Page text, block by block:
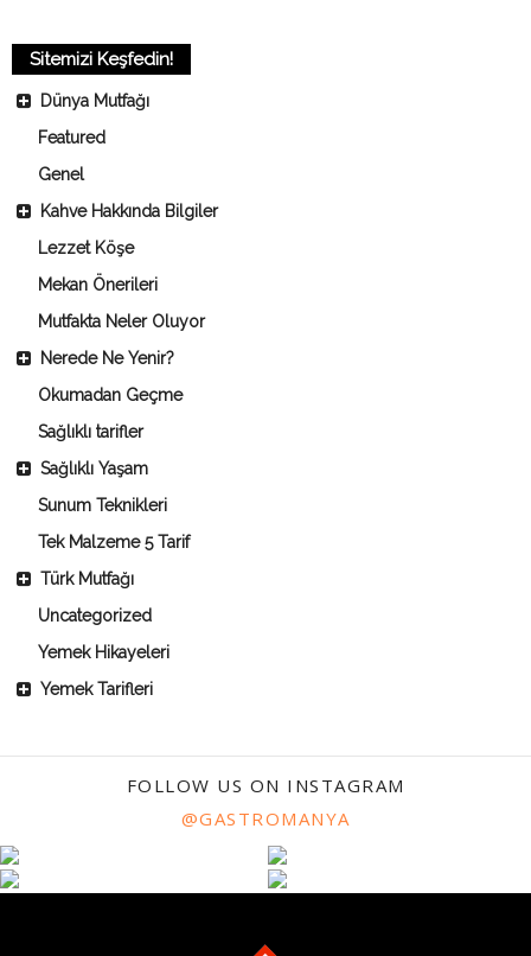
Sitemizi Keşfedin!
Dünya Mutfağı
Featured
Genel
Kahve Hakkında Bilgiler
Lezzet Köşe
Mekan Önerileri
Mutfakta Neler Oluyor
Nerede Ne Yenir?
Okumadan Geçme
Sağlıklı tarifler
Sağlıklı Yaşam
Sunum Teknikleri
Tek Malzeme 5 Tarif
Türk Mutfağı
Uncategorized
Yemek Hikayeleri
Yemek Tarifleri
FOLLOW US ON INSTAGRAM
@GASTROMANYA